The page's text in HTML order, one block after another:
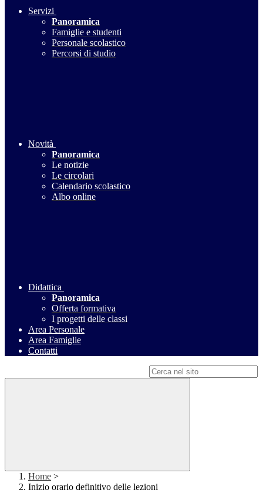
Servizi
Panoramica
Famiglie e studenti
Personale scolastico
Percorsi di studio
Novità
Panoramica
Le notizie
Le circolari
Calendario scolastico
Albo online
Didattica
Panoramica
Offerta formativa
I progetti delle classi
Area Personale
Area Famiglie
Contatti
Home >
Inizio orario definitivo delle lezioni